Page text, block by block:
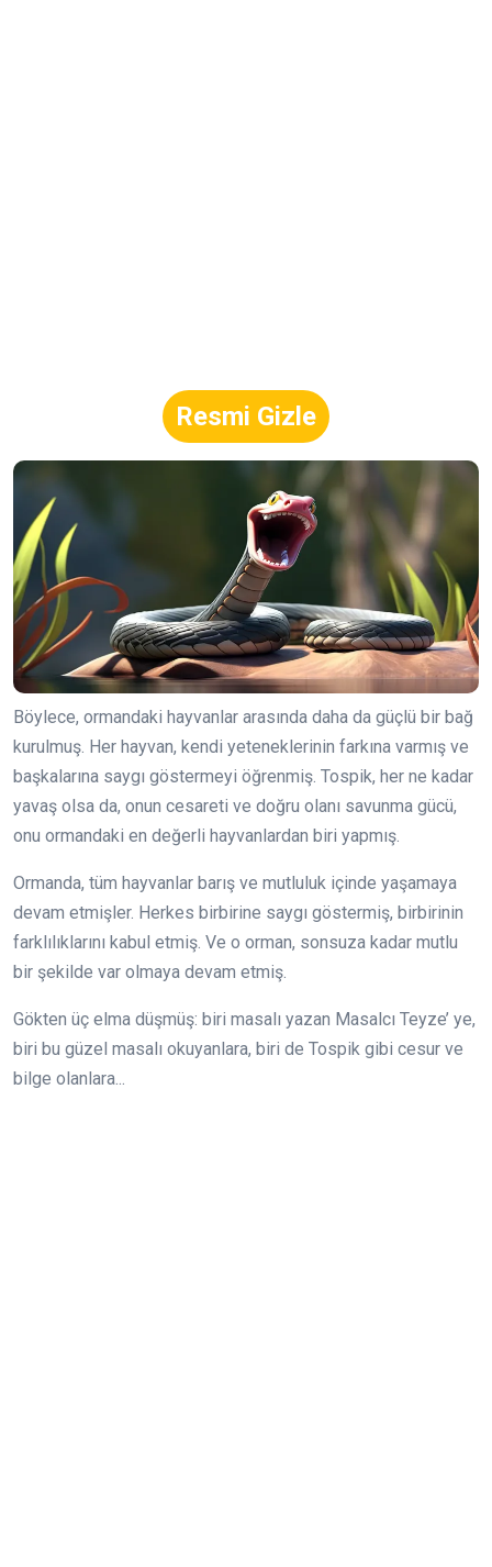
Resmi Gizle
Böylece, ormandaki hayvanlar arasında daha da güçlü bir bağ
kurulmuş. Her hayvan, kendi yeteneklerinin farkına varmış ve
başkalarına saygı göstermeyi öğrenmiş. Tospik, her ne kadar
yavaş olsa da, onun cesareti ve doğru olanı savunma gücü,
onu ormandaki en değerli hayvanlardan biri yapmış.
Ormanda, tüm hayvanlar barış ve mutluluk içinde yaşamaya
devam etmişler. Herkes birbirine saygı göstermiş, birbirinin
farklılıklarını kabul etmiş. Ve o orman, sonsuza kadar mutlu
bir şekilde var olmaya devam etmiş.
Gökten üç elma düşmüş: biri masalı yazan Masalcı Teyze’ ye,
biri bu güzel masalı okuyanlara, biri de Tospik gibi cesur ve
bilge olanlara...